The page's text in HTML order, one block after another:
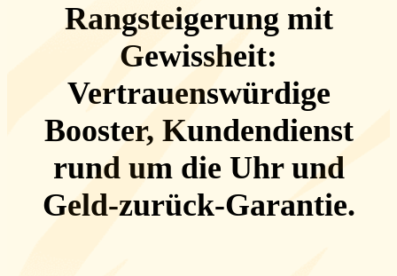
Rangsteigerung mit
Gewissheit:
Vertrauenswürdige
Booster, Kundendienst
rund um die Uhrund
Geld-zurück-Garantie.